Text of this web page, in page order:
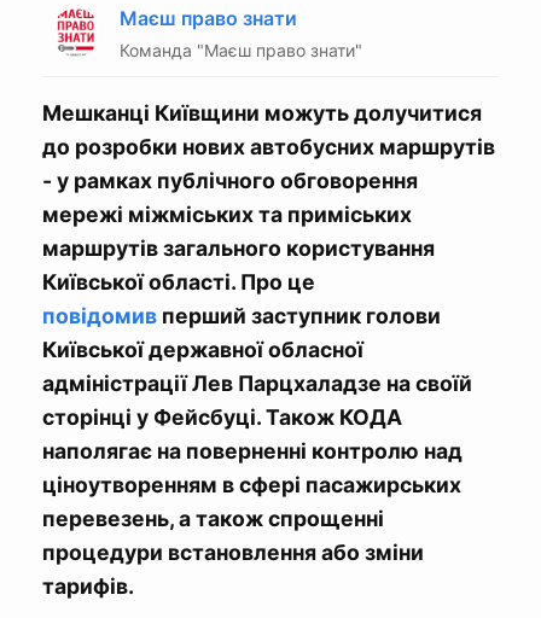
Маєш право знати
Команда "Маєш право знати"
Мешканці Київщини можуть долучитися
до розробки нових автобусних маршрутів
- у рамках публічного обговорення
мережі міжміських та приміських
маршрутів загального користування
Київської області. Про це
повідомив перший заступник голови
Київської державної обласної
адміністрації Лев Парцхаладзе на своїй
сторінці у Фейсбуці. Також КОДА
наполягає на поверненні контролю над
ціноутворенням в сфері пасажирських
перевезень, а також спрощенні
процедури встановлення або зміни
тарифів.